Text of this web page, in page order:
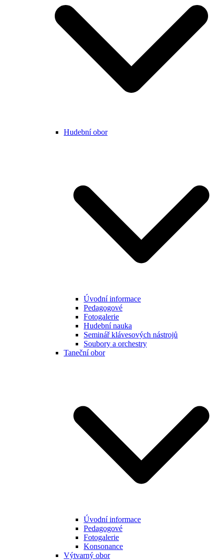
Hudební obor
Úvodní informace
Pedagogové
Fotogalerie
Hudební nauka
Seminář klávesových nástrojů
Soubory a orchestry
Taneční obor
Úvodní informace
Pedagogové
Fotogalerie
Konsonance
Výtvarný obor